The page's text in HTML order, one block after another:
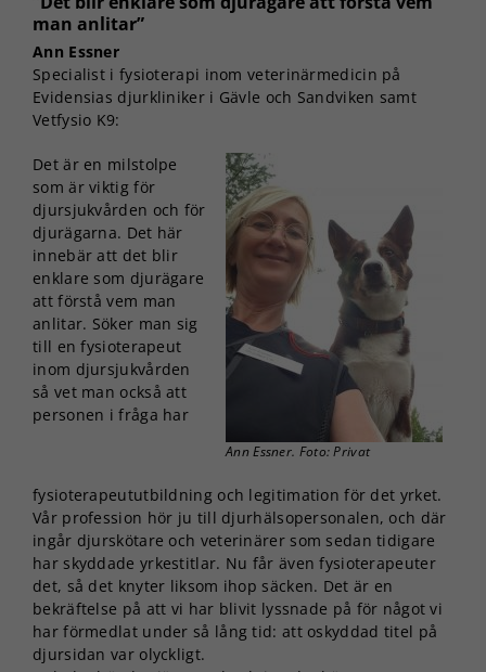
man anlitar”
Ann Essner
Specialist i fysioterapi inom veterinärmedicin på
Evidensias djurkliniker i Gävle och Sandviken samt
Vetfysio K9:
Ann Essner. Foto: Privat
Det är en milstolpe
som är viktig för
djursjukvården och för
djurägarna. Det här
innebär att det blir
enklare som djurägare
att förstå vem man
anlitar. Söker man sig
till en fysioterapeut
inom djursjukvården
så vet man också att
personen i fråga har
fysioterapeututbildning och legitimation för det yrket.
Vår profession hör ju till djurhälsopersonalen, och där
ingår djurskötare och veterinärer som sedan tidigare
har skyddade yrkestitlar. Nu får även fysioterapeuter
det, så det knyter liksom ihop säcken. Det är en
bekräftelse på att vi har blivit lyssnade på för något vi
har förmedlat under så lång tid: att oskyddad titel på
djursidan var olyckligt.